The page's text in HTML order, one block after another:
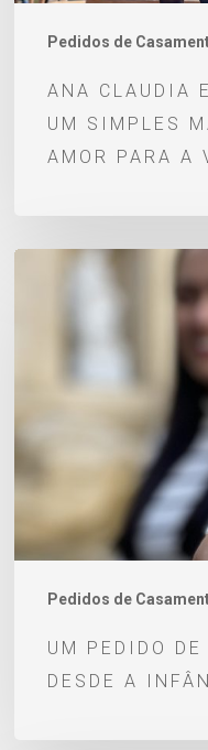
Pedidos de
o
amor
inteira
ANA CLAUDIA
UM SIMPLES
AMOR PARA A
Pedidos de
Vitor
e
Tainah
UM PEDIDO
DESDE A